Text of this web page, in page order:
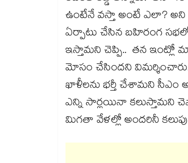
ఉంటేనే వస్తా అంటే ఎలా?
ఏర్పాటు చేసిన బహిరంగ
ఇస్తామని చెప్పి.. తన ఇంట్లో
మోసం చేసిందని విమర్శించారు.
ఖాళీలను భర్తీ చేశామని సీఎం
ఎన్ని సార్లయినా కలుస్తామని
మిగతా వేళల్లో అందరినీ